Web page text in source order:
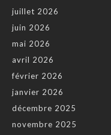
juillet 2026
juin 2026
mai 2026
avril 2026
février 2026
janvier 2026
décembre 2025
novembre 2025